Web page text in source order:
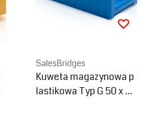
SalesBridges
Kuweta magazynowa p
lastikowa Typ G 50 x 2